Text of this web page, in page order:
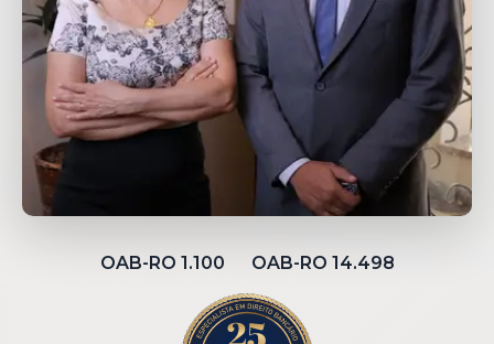
OAB-RO 1.100 OAB-RO 14.498